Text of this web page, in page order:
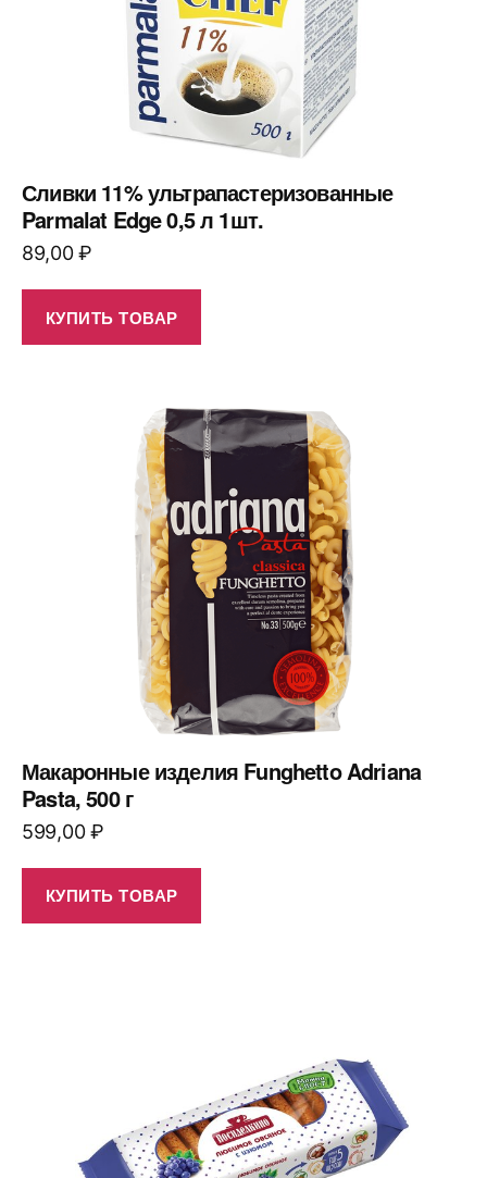
Сливки 11% ультрапастеризованные
Parmalat Edge 0,5 л 1шт.
89,00₽
КУПИТЬ ТОВАР
Макаронные изделия Funghetto Adriana
Pasta, 500 г
599,00₽
КУПИТЬ ТОВАР